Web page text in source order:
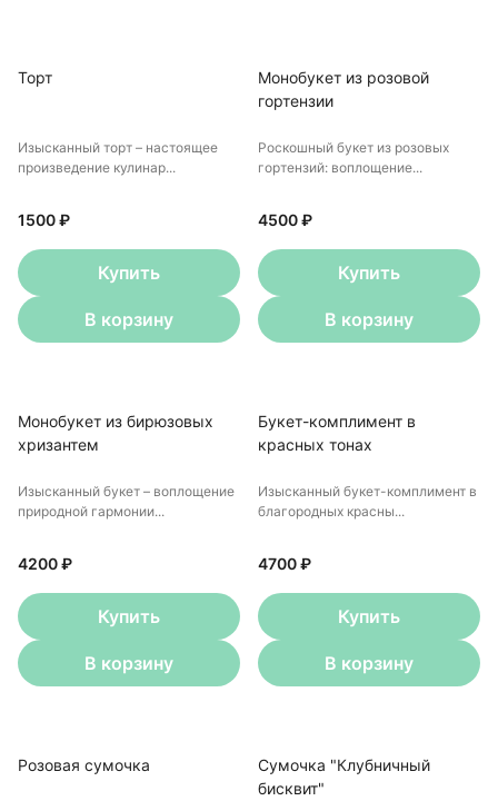
Торт
Изысканный торт – настоящее
произведение кулинар...
1500 ₽
Купить
В корзину
Монобукет из розовой
гортензии
Роскошный букет из розовых
гортензий: воплощение...
4500 ₽
Купить
В корзину
Монобукет из бирюзовых
хризантем
Изысканный букет – воплощение
природной гармонии...
4200 ₽
Купить
В корзину
Букет-комплимент в
красных тонах
Изысканный букет-комплимент в
благородных красны...
4700 ₽
Купить
В корзину
Розовая сумочка
Сумочка "Клубничный
бисквит"